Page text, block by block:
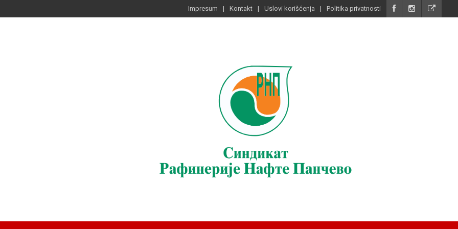
Impresum Kontakt Uslovi korišćenja Politika privatnosti